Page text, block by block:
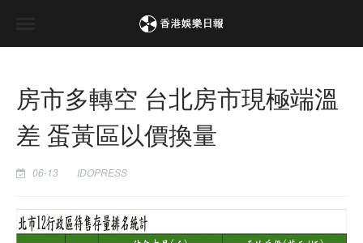
房市多轉空 台北房市現極端溫
差 蛋黃區以價換量
06-13 IDOPRESS